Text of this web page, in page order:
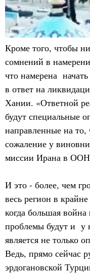
Кроме того, чтобы
сомнений в
что намерена
в ответ на
Хании. «Ответной
будут специальные
направленные на то,
сожаление у
миссии Ирана в
И это - более, чем
весь регион в
когда большая
проблемы будут и у
является не только
Ведь, прямо сейчас
эрдогановской